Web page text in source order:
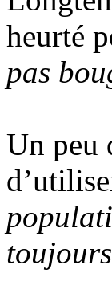
heurté
pas
Un peu